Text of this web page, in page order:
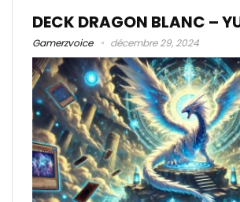
DECK DRAGON BLANC –
Gamerzvoice décembre 29, 2024